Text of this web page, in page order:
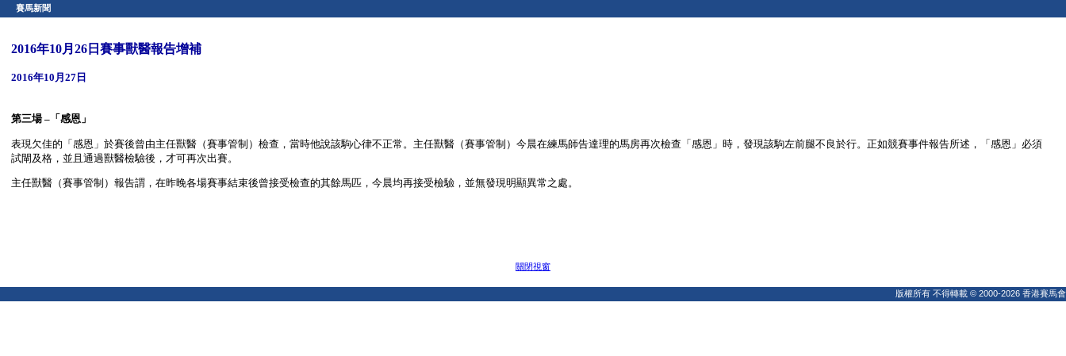
賽馬新聞
2016年10月26日賽事獸醫報告增補
2016年10月27日
第三場 –「感恩」
表現欠佳的「感恩」於賽後曾由主任獸醫（賽事管制）檢查，當時他說該駒心律不正常。主任獸醫（賽事管制）今晨在練馬師告達理的馬房再次檢查「感恩」時，發現該駒左前腿不良於行。正如競賽事件報告所述，「感恩」必須
試閘及格，並且通過獸醫檢驗後，才可再次出賽。
主任獸醫（賽事管制）報告謂，在昨晚各場賽事結束後曾接受檢查的其餘馬匹，今晨均再接受檢驗，並無發現明顯異常之處。
關閉視窗
版權所有 不得轉載 © 2000-2026 香港賽馬會